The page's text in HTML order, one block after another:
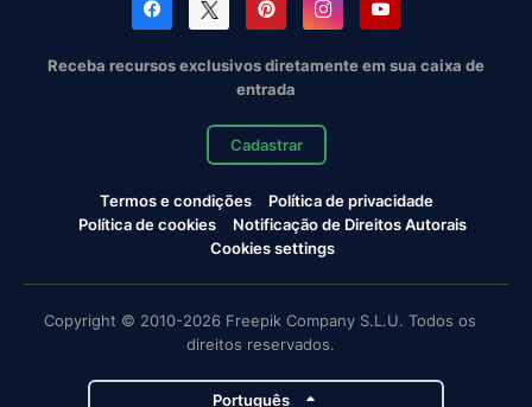
Receba recursos exclusivos diretamente em sua caixa de
entrada
Cadastrar
Termos e condições
Política de privacidade
Política de cookies
Notificação de Direitos Autorais
Cookies settings
Copyright © 2010-2026 Freepik Company S.L.U. Todos os
direitos reservados.
Português